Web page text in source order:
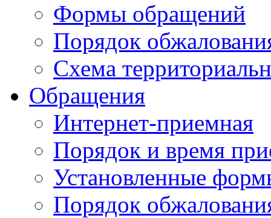
Формы обращений
Порядок
Схема
Обращения
Интернет-приемная
Порядок и время
Установленные
Порядок